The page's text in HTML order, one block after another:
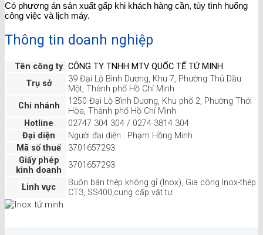
Có phương án sản xuất gấp khi khách hàng cần, tùy tình huống
công việc và lịch máy.
Thông tin doanh nghiệp
Tên công ty CÔNG TY TNHH MTV QUỐC TẾ TỨ MINH
Trụ sở
39 Đại Lộ Bình Dương, Khu 7, Phường Thủ Dầu
Một, Thành phố Hồ Chí Minh
Chi nhánh
1250 Đại Lộ Bình Dương, Khu phố 2, Phường Thới
Hòa, Thành phố Hồ Chí Minh
Hotline
02747 304 304 / 0274 3814 304
Đại diện
Người đại diện : Phạm Hồng Minh
Mã số thuế
3701657293
Giấy phép
kinh doanh
3701657293
Linh vực
Buôn bán thép không gỉ (Inox), Gia công Inox-thép
CT3, SS400,cung cấp vật tư.